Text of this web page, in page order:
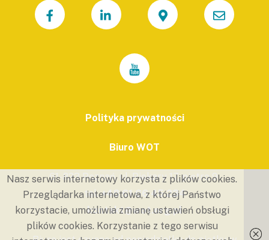
Polityka prywatności
Biuro WOT
61-823 Poznań, ul. Piekary 17, piętro 9.
tel.+48 61 66 45 234
kontakt@wot.org.pl
Nasz serwis internetowy korzysta z plików cookies.
Przeglądarka internetowa, z której Państwo
korzystacie, umożliwia zmianę ustawień obsługi
plików cookies. Korzystanie z tego serwisu